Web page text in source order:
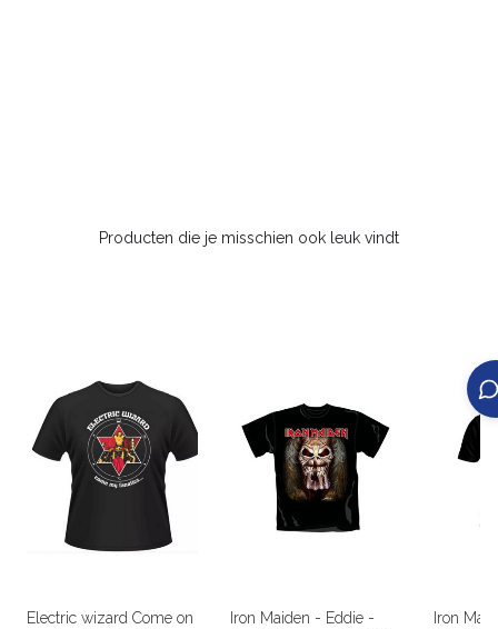
Producten die je misschien ook leuk vindt
Electric wizard Come on
Iron Maiden - Eddie -
Iron